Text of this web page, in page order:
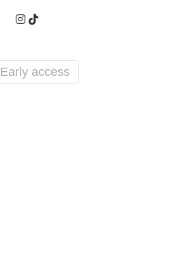
Early access